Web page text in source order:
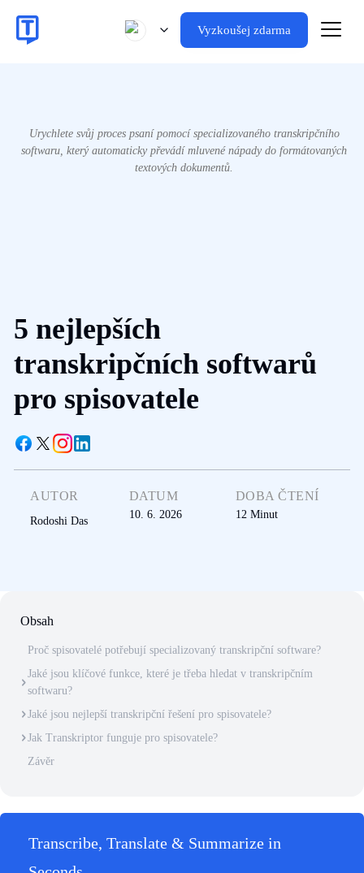
Vyzkoušej zdarma
Urychlete svůj proces psaní pomocí specializovaného transkripčního
softwaru, který automaticky převádí mluvené nápady do formátovaných
textových dokumentů.
5 nejlepších
transkripčních softwarů
pro spisovatele
AUTOR
Rodoshi Das
DATUM
10. 6. 2026
DOBA ČTENÍ
12 Minut
Obsah
Proč spisovatelé potřebují specializovaný transkripční software?
Jaké jsou klíčové funkce, které je třeba hledat v transkripčním
softwaru?
Jaké jsou nejlepší transkripční řešení pro spisovatele?
Jak Transkriptor funguje pro spisovatele?
Závěr
Transcribe, Translate & Summarize in